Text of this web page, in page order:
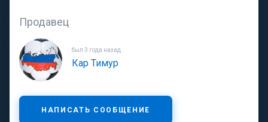
Продавец
был 3 года назад
Кар Тимур
НАПИСАТЬ СООБЩЕНИЕ